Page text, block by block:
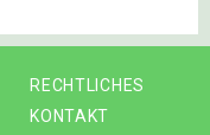
RECHTLICHES
KONTAKT